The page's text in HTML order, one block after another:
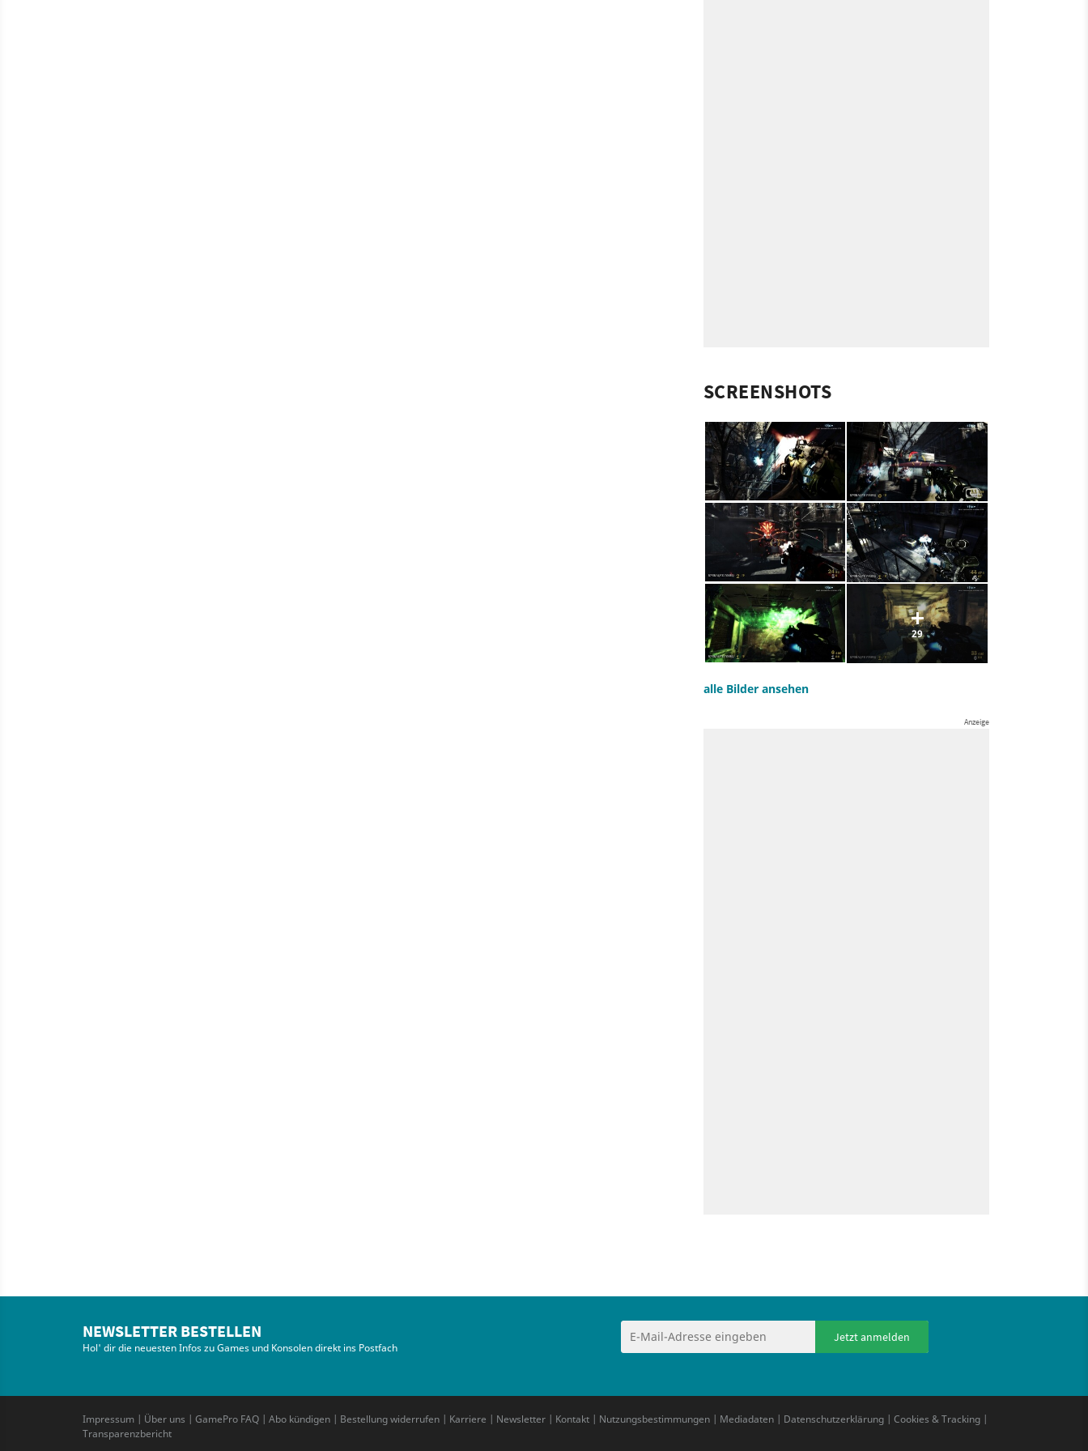
SCREENSHOTS
29
alle Bilder ansehen
NEWSLETTER BESTELLEN
Hol' dir die neuesten Infos zu Games und Konsolen direkt ins Postfach
Jetzt anmelden
Impressum | Über uns | GamePro FAQ | Abo kündigen | Bestellung widerrufen | Karriere | Newsletter | Kontakt | Nutzungsbestimmungen | Mediadaten | Datenschutzerklärung | Cookies & Tracking |
Transparenzbericht